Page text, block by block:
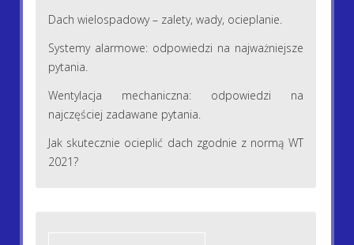
Dach wielospadowy – zalety, wady, ocieplanie.
Systemy alarmowe: odpowiedzi na najważniejsze
pytania.
Wentylacja mechaniczna: odpowiedzi na
najczęściej zadawane pytania.
Jak skutecznie ocieplić dach zgodnie z normą WT
2021?